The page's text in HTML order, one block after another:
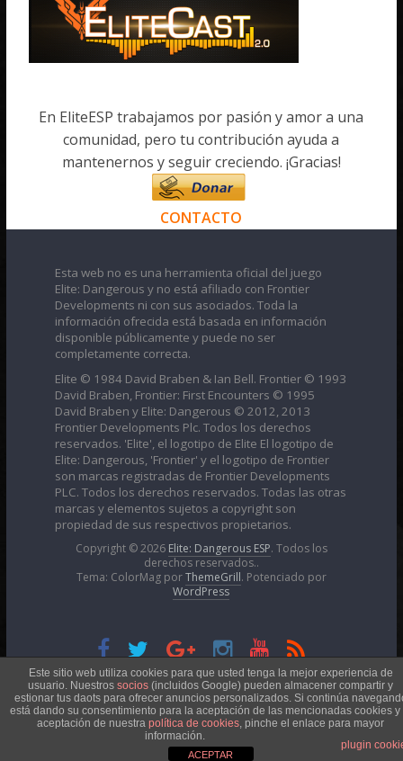
En EliteESP trabajamos por pasión y amor a una
comunidad, pero tu contribución ayuda a
mantenernos y seguir creciendo. ¡Gracias!
CONTACTO
Esta web no es una herramienta oficial del juego
Elite: Dangerous y no está afiliado con Frontier
Developments ni con sus asociados. Toda la
información ofrecida está basada en información
disponible públicamente y puede no ser
completamente correcta.
Elite © 1984 David Braben & Ian Bell. Frontier © 1993
David Braben, Frontier: First Encounters © 1995
David Braben y Elite: Dangerous © 2012, 2013
Frontier Developments Plc. Todos los derechos
reservados. 'Elite', el logotipo de Elite El logotipo de
Elite: Dangerous, 'Frontier' y el logotipo de Frontier
son marcas registradas de Frontier Developments
PLC. Todos los derechos reservados. Todas las otras
marcas y elementos sujetos a copyright son
propiedad de sus respectivos propietarios.
Copyright © 2026 Elite: Dangerous ESP . Todos los
derechos reservados..
Tema: ColorMag porThemeGrill . Potenciado por
WordPress
Esta obra está bajo unaLicencia Creative Commons
Atribución-NoComercial 4.0 Internacional
Este sitio web utiliza cookies para que usted tenga la mejor experiencia de
usuario. Nuestros socios (incluidos Google) pueden almacener compartir y
estionar tus daots para ofrecer anuncios personalizados. Si continúa
está dando su consentimiento para la aceptación de las mencionadas cookies y
aceptación de nuestra política de cookies, pinche el enlace para mayor
información.
plugin
ACEPTAR